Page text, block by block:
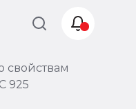
свойствам
925